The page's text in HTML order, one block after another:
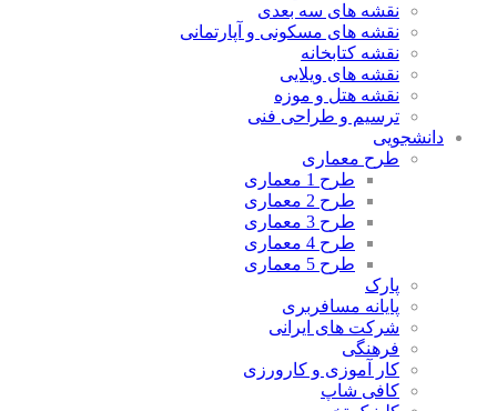
نقشه های سه بعدی
نقشه های مسکونی و آپارتمانی
نقشه کتابخانه
نقشه های ویلایی
نقشه هتل و موزه
ترسیم و طراحی فنی
دانشجویی
طرح معماری
طرح 1 معماری
طرح 2 معماری
طرح 3 معماری
طرح 4 معماری
طرح 5 معماری
پارک
پایانه مسافربری
شرکت های ایرانی
فرهنگی
کار آموزی و کارورزی
کافی شاپ